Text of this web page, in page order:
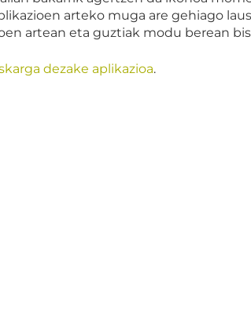
arteko muga are gehiago
artean eta guztiak modu berean
dezake aplikazioa.